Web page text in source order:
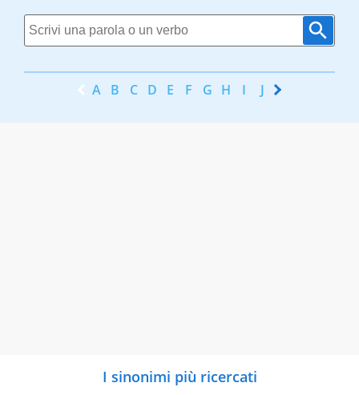
A B C D E F G H I J K
I sinonimi più ricercati